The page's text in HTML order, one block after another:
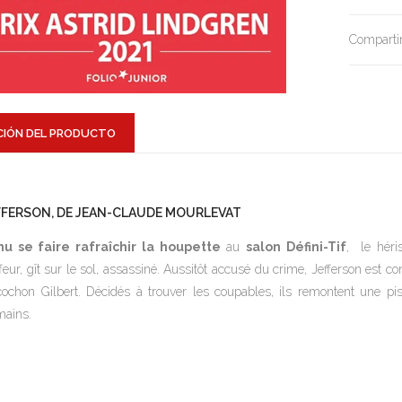
DEL PRODUCTO
DE JEAN-CLAUDE MOURLEVAT
se faire rafraîchir la houpette ausalon Défini-Tif, le
gît sur le sol, assassiné. Aussitôt accusé du crime, Jefferson est
Gilbert. Décidés à trouver les coupables, ils remontent une